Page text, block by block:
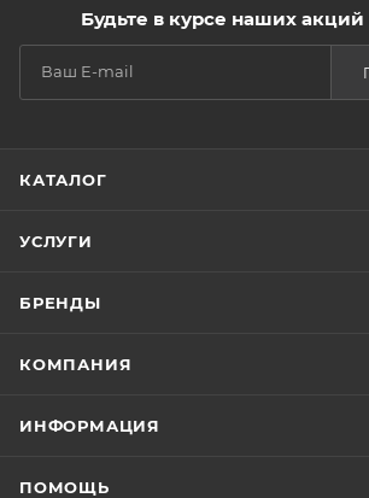
Будьте в курсе наших акций
КАТАЛОГ
УСЛУГИ
БРЕНДЫ
КОМПАНИЯ
ИНФОРМАЦИЯ
ПОМОЩЬ